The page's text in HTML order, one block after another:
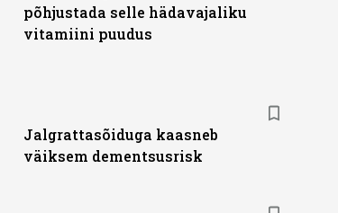
põhjustada selle hädavajaliku
vitamiini puudus
Jalgrattasõiduga kaasneb
väiksem dementsusrisk